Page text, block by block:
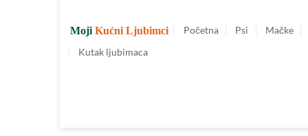
na
sadržaj
Moji Kućni Ljubimci Početna Psi
Mačke
Kutak ljubimaca